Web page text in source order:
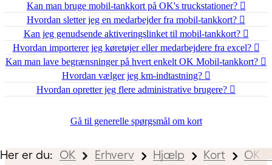
Kan man bruge mobil-tankkort på OK's truckstationer?
Hvordan sletter jeg en medarbejder fra mobil-tankkort?
Kan jeg genudsende aktiveringslinket til mobil-tankkort?
Hvordan importerer jeg køretøjer eller medarbejdere fra excel?
Kan man lave begrænsninger på hvert enkelt OK Mobil-tankkort?
Hvordan vælger jeg km-indtastning?
Hvordan opretter jeg flere administrative brugere?
Gå til generelle spørgsmål om kort
Her er du: OK Erhverv Hjælp Kort OK